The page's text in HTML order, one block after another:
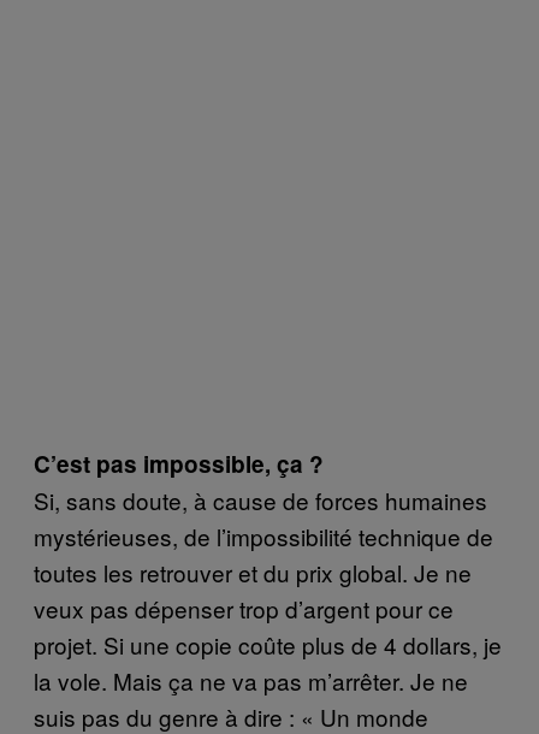
C’est pas impossible, ça ?
Si, sans doute, à cause de forces humaines
mystérieuses, de l’impossibilité technique de
toutes les retrouver et du prix global. Je ne
veux pas dépenser trop d’argent pour ce
projet. Si une copie coûte plus de 4 dollars, je
la vole. Mais ça ne va pas m’arrêter. Je ne
suis pas du genre à dire : « Un monde